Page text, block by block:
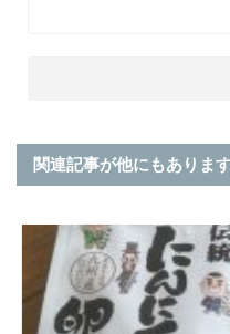
関連記事が他にもあります